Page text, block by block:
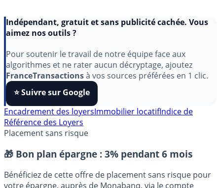
aimez nos outils ?
Pour soutenir le travail de notre équipe face aux
algorithmes et ne rater aucun décryptage, ajoutez
FranceTransactionsà vos sources préférées en 1 clic.
⭐️ Suivre sur Google
Encadrement des loyers
Placement sans risque
🎁 Bon plan épargne : 3% pendant 6 mois